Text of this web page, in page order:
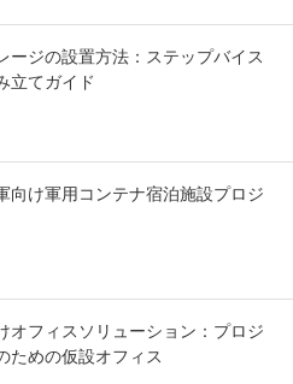
ージの設置方法：ステップバイス
立てガイド
向け軍用コンテナ宿泊施設プロジ
オフィスソリューション：プロジ
ための仮設オフィス